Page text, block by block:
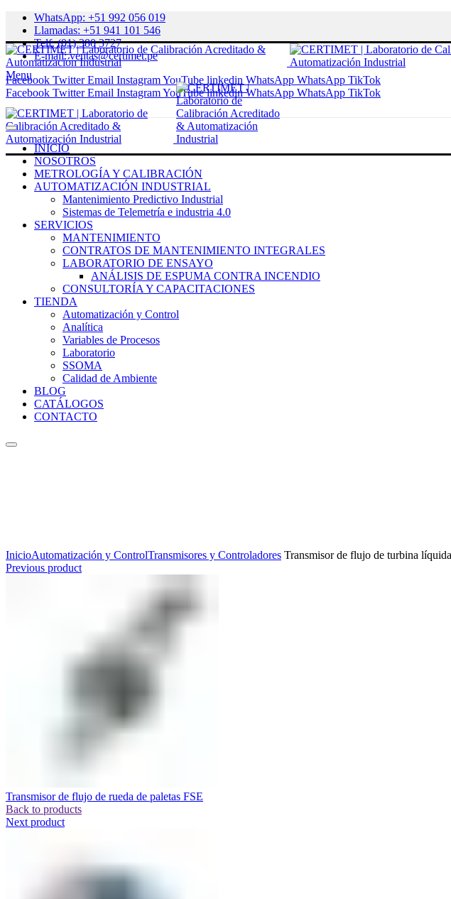
WhatsApp: +51 992 056 019
Llamadas: +51 941 101 546
Telf: (01) 380 3727
E-mail: ventas@certimet.pe
Facebook Twitter Email InstagramYouTube linkedin WhatsApp WhatsApp TikTok
Facebook Twitter Email InstagramYouTube linkedin WhatsApp WhatsApp TikTok
Menu
INICIO
NOSOTROS
METROLOGÍA Y CALIBRACIÓN
AUTOMATIZACIÓN INDUSTRIAL
Mantenimiento Predictivo Industrial
Sistemas de Telemetría e industria 4.0
SERVICIOS
MANTENIMIENTO
CONTRATOS DE MANTENIMIENTO INTEGRALES
LABORATORIO DE ENSAYO
ANÁLISIS DE ESPUMA CONTRA INCENDIO
CONSULTORÍA Y CAPACITACIONES
TIENDA
Automatización y Control
Analítica
Variables de Procesos
Laboratorio
SSOMA
Calidad de Ambiente
BLOG
CATÁLOGOS
CONTACTO
InicioAutomatización y ControlTransmisores y Controladores Transmisor de flujo de turbina
Previous product
Transmisor de flujo de rueda de paletas FSE
Back to products
Next product